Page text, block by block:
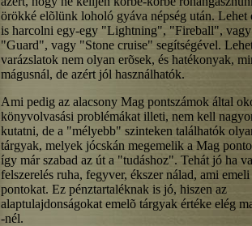
örökké elõlünk loholó gyáva népség után. Lehet
is harcolni egy-egy "Lightning", "Fireball", vagy
"Guard", vagy "Stone cruise" segítségével.
varázslatok nem olyan erõsek, és hatékonyak,
mágusnál, de azért jól használhatók.
Ami pedig az alacsony Mag pontszámok által
könyvolvasási problémákat illeti, nem kell
kutatni, de a "mélyebb" szinteken találhatók
tárgyak, melyek jócskán megemelik a Mag
így már szabad az út a "tudáshoz". Tehát jó ha
felszerelés ruha, fegyver, ékszer nálad, ami
pontokat. Ez pénztartaléknak is jó, hiszen az
alaptulajdonságokat emelõ tárgyak értéke elég
-nél.